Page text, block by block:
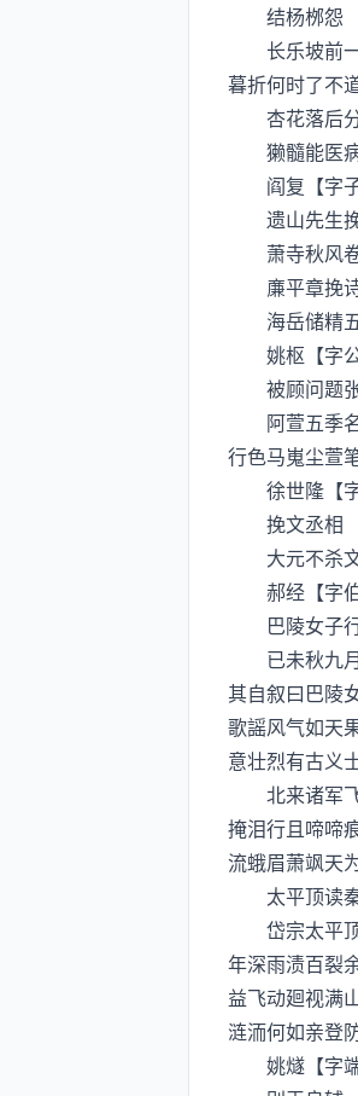
结杨桞怨
长乐坡前一
暮折何时了不
杏花落后
獭髓能医病
阎复【字子
遗山先生
萧寺秋风卷
亷平章挽
海岳储精五
姚枢【字公
被顾问题张
阿萱五季名
行色马嵬尘萱
徐世隆【字
挽文丞相
大元不杀文
郝经【字伯
巴陵女子
已未秋九月
其自叙曰巴陵
歌謡风气如天
意壮烈有古义
北来诸军飞
掩泪行且啼啼
流蛾眉萧飒天
太平顶读
岱宗太平顶
年深雨渍百裂
益飞动廻视满
涟洏何如亲登
姚燧【字端